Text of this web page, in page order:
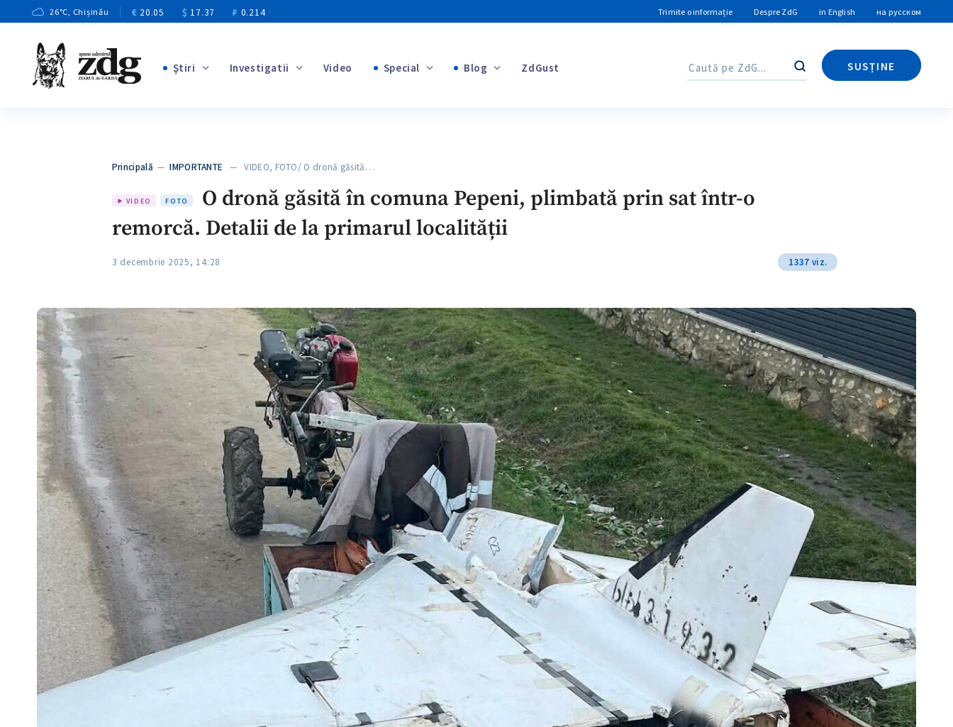
26°C, Chișinău € 20.05 $ 17.37 ₽ 0.214 Trimite o informație Despre ZdG in English на русском
Ştiri Investigatii Video Special Blog ZdGust Caută
SUSȚINE
Caută
Principală —IMPORTANTE — VIDEO, FOTO/ O dronă găsită…
VIDEO FOTO
O dronă găsită în comuna Pepeni, plimbată prin sat într-o
remorcă. Detalii de la primarul localității
3 decembrie 2025, 14:28 1337 viz.